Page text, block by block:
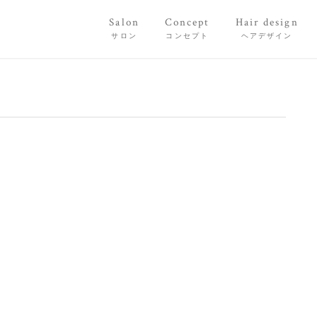
Salon
サロン
Concept
コンセプト
Hair design
ヘアデザイン